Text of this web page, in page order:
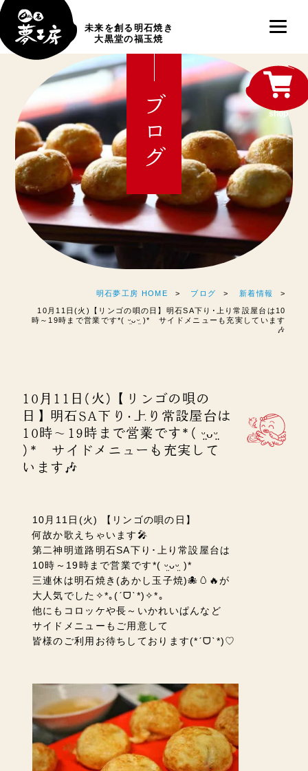
未来を創る明石焼き
大黒堂の福玉焼
ブログ
明石夢工房 HOME ブログ 新着情報
10月11日(火)【リンゴの唄の日】明石SA下り･上り常設屋台は10
時～19時まで営業です*( ᵕ̤ᴗᵕ̤ )* サイドメニューも充実しています
🎶
10月11日(火)【リンゴの唄の
日】明石SA下り･上り常設屋台は
10時～19時まで営業です*( ᵕ̤ᴗᵕ̤
)* サイドメニューも充実して
います🎶
10月11日(火) 【リンゴの唄の日】
何故か歌えちゃいます🎤
第二神明道路明石SA下り･上り常設屋台は
10時～19時まで営業です*( ᵕ̤ᴗᵕ̤ )*
三連休は明石焼き(あかし玉子焼)🐙🥚🔥が
大人気でした✧*｡(ˊᗜˋ*)✧*｡
他にもコロッケや長～いかれいぱんなど
サイドメニューもご用意して
皆様のご利用お待ちしております(*ˊᗜˋ*)♡
shop